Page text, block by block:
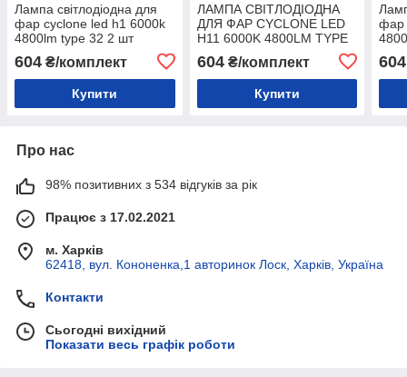
Лампа світлодіодна для
фар cyclone led h1 6000k
4800lm type 32 2 шт
604 ₴/комплект
Купити
ЛАМПА СВІТЛОДІОДНА
ДЛЯ ФАР CYCLONE LED
H11 6000K 4800LM TYPE
604₴/комплект
Купити
фар
604
Про нас
98% позитивних з 534 відгуків за рік
Працює з 17.02.2021
м. Харків
62418, вул. Кононенка,1 авторинок Лоск, Харків, Україна
Контакти
Сьогодні вихідний
Показати весь графік роботи